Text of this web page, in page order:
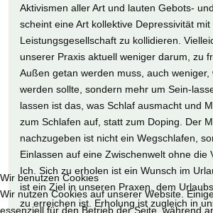
Aktivismen aller Art und lauten Gebots-
scheint eine Art kollektive Depressivität
Leistungsgesellschaft zu kollidieren.
unserer Praxis aktuell weniger darum, zu
Außen getan werden muss, auch weniger,
werden sollte, sondern mehr um Sein-
lassen ist das, was Schlaf ausmacht und
zum Schlafen auf, statt zum Doping. Der
nachzugeben ist nicht ein Wegschlafen,
Einlassen auf eine Zwischenwelt ohne die
Ich. Sich zu erholen ist ein Wunsch im
ist ein Ziel in unseren Praxen, dem
zu erreichen ist. Erholung ist zugleich in
Wir benutzen Cookies
Wir nutzen Cookies auf unserer Website.
essenziell für den Betrieb der Seite, während